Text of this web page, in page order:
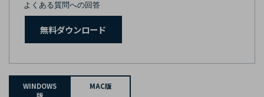
よくある質問への回答
無料ダウンロード
WINDOWS
MAC版